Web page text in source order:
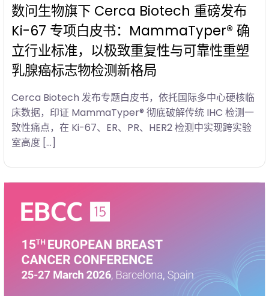
数问生物旗下 Cerca Biotech 重磅发布
Ki-67 专项白皮书：MammaTyper® 确
立行业标准，以极致重复性与可靠性重塑
乳腺癌标志物检测新格局
Cerca Biotech 发布专题白皮书，依托国际多中心硬核临
床数据，印证 MammaTyper® 彻底破解传统 IHC 检测一
致性痛点，在 Ki-67、ER、PR、HER2 检测中实现跨实验
室高度 […]